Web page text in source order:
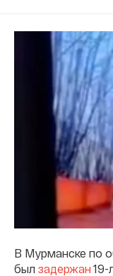
В Мурманске по
был задержан 19-